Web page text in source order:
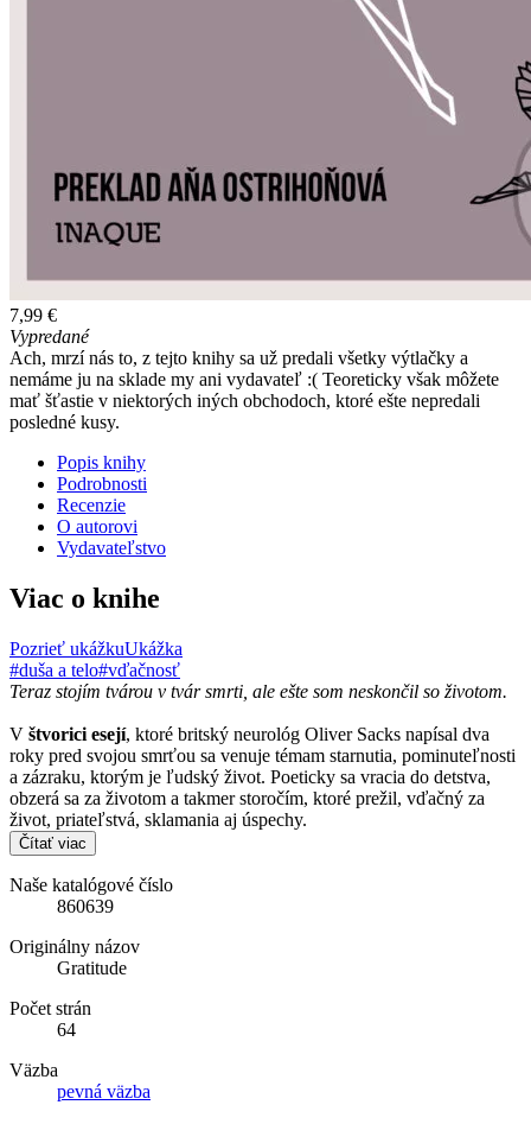
7,99 €
Vypredané
Ach, mrzí nás to, z tejto knihy sa už predali všetky výtlačky a
nemáme ju na sklade my ani vydavateľ :( Teoreticky však môžete
mať šťastie v niektorých iných obchodoch, ktoré ešte nepredali
posledné kusy.
Popis knihy
Podrobnosti
Recenzie
O autorovi
Vydavateľstvo
Viac o knihe
Pozrieť ukážkuUkážka
#duša a telo#vďačnosť
Teraz stojím tvárou v tvár smrti, ale ešte som neskončil so životom.
V štvorici esejí, ktoré britský neurológ Oliver Sacks napísal dva
roky pred svojou smrťou sa venuje témam starnutia, pominuteľnosti
a zázraku, ktorým je ľudský život. Poeticky sa vracia do detstva,
obzerá sa za životom a takmer storočím, ktoré prežil, vďačný za
život, priateľstvá, sklamania aj úspechy.
Čítať viac
Naše katalógové číslo
860639
Originálny názov
Gratitude
Počet strán
64
Väzba
pevná väzba